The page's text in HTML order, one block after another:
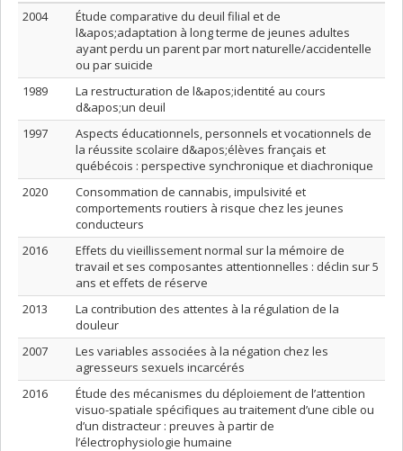
2004
Étude comparative du deuil filial et de
l&apos;adaptation à long terme de jeunes adultes
ayant perdu un parent par mort naturelle/accidentelle
ou par suicide
1989
La restructuration de l&apos;identité au cours
d&apos;un deuil
1997
Aspects éducationnels, personnels et vocationnels de
la réussite scolaire d&apos;élèves français et
québécois : perspective synchronique et diachronique
2020
Consommation de cannabis, impulsivité et
comportements routiers à risque chez les jeunes
conducteurs
2016
Effets du vieillissement normal sur la mémoire de
travail et ses composantes attentionnelles : déclin sur 5
ans et effets de réserve
2013
La contribution des attentes à la régulation de la
douleur
2007
Les variables associées à la négation chez les
agresseurs sexuels incarcérés
2016
Étude des mécanismes du déploiement de l’attention
visuo-spatiale spécifiques au traitement d’une cible ou
d’un distracteur : preuves à partir de
l’électrophysiologie humaine